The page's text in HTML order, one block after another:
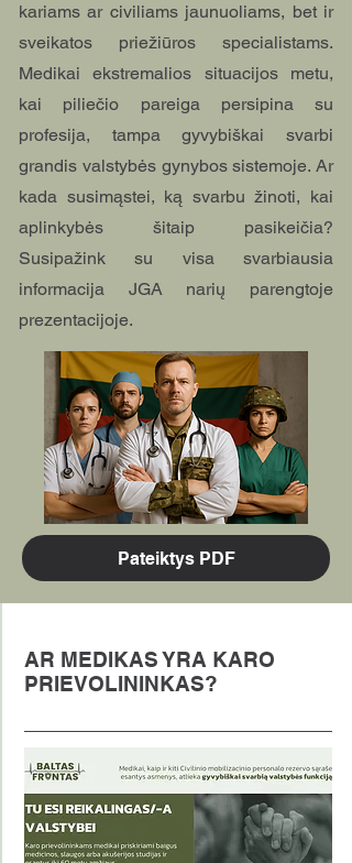
kariams ar civiliams jaunuoliams, bet ir
sveikatos priežiūros specialistams.
Medikai ekstremalios situacijos metu,
kai piliečio pareiga persipina su
profesija, tampa gyvybiškai svarbi
grandis valstybės gynybos sistemoje. Ar
kada susimąstei, ką svarbu žinoti, kai
aplinkybės šitaip pasikeičia?
Susipažink su visa svarbiausia
informacija JGA narių parengtoje
prezentacijoje.
Pateiktys PDF
AR MEDIKAS YRA KARO
PRIEVOLININKAS?